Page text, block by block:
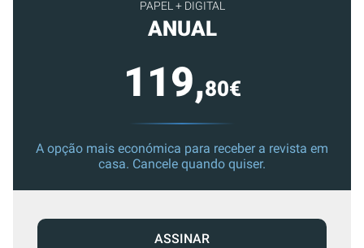
PAPEL + DIGITAL
ANUAL
119,80€
A opção mais económica para receber a revista em
casa. Cancele quando quiser.
ASSINAR